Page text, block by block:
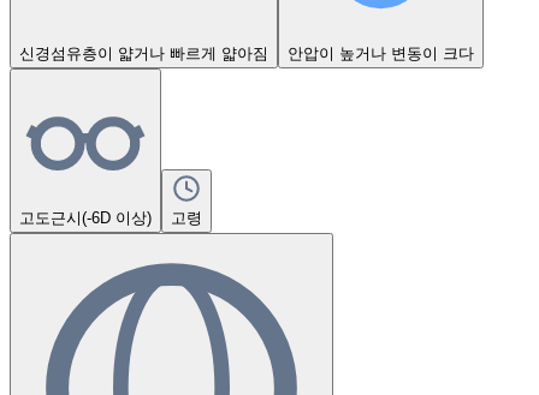
신경섬유층이 얇거나 빠르게 얇아짐 안압이 높거나 변동이 크다
고도근시(-6D 이상) 고령